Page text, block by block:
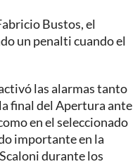
Bustos, el
un penalti cuando el
las alarmas tanto
final del Apertura ante
en el seleccionado
importante en la
durante los